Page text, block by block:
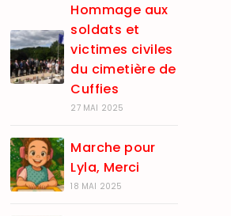
Hommage aux
soldats et
victimes civiles
du cimetière de
Cuffies
27 MAI 2025
Marche pour
Lyla, Merci
18 MAI 2025